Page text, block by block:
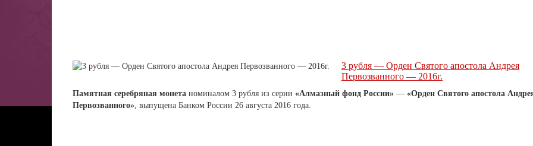
3 рубля — Орден Святого апостола Андрея
Первозванного — 2016г.
Памятная серебряная монета номиналом 3 рубля из серии «Алмазный фонд России» — «Орден Святого апостола
Первозванного», выпущена Банком России 26 августа 2016 года.